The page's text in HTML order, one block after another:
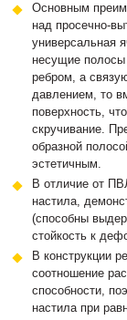
Основным
над просечно-
универсальная
несущие полосы
ребром, а
давлением, то
поверхность,
скручивание.
образной
эстетичным.
В отличие от
настила,
(способны
стойкость к
В конструкции
соотношение
способности,
настила при